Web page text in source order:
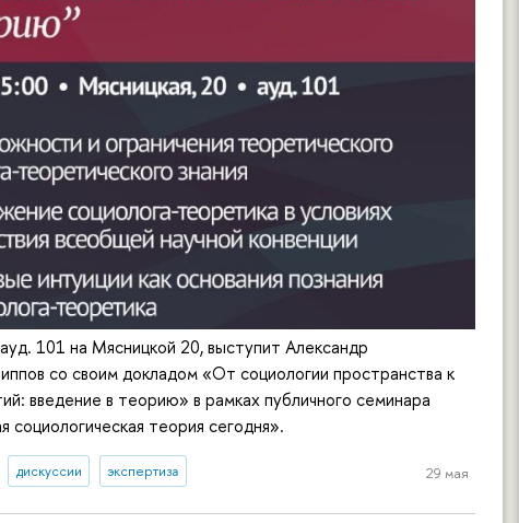
101 на Мясницкой 20, выступит Александр
со своим докладом «От социологии пространства к
введение в теорию» в рамках публичного семинара
социологическая теория сегодня».
дискуссии экспертиза 29 мая